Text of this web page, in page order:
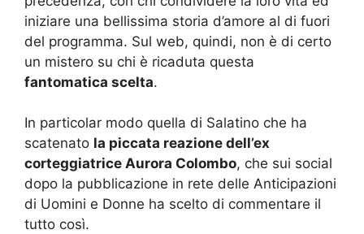
iniziare una bellissima storia d’amore al di fuori
del programma. Sul web, quindi, non è di certo
un mistero su chi è ricaduta questa
fantomatica scelta.
In particolar modo quella di Salatino che ha
scatenato la piccata reazione dell’ex
corteggiatrice Aurora Colombo, che sui social
dopo la pubblicazione in rete delle Anticipazioni
di Uomini e Donne ha scelto di commentare il
tutto così.